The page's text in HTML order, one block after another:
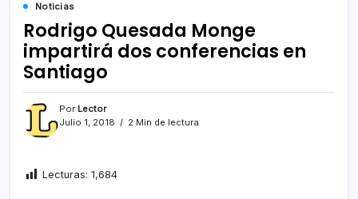
Noticias
Rodrigo Quesada Monge
impartirá dos conferencias en
Santiago
Por Lector
Julio 1, 2018
2 Min de lectura
Lecturas: 1,684